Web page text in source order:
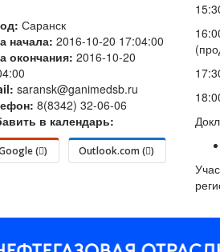
Саранск
начала: 2016-10-20 17:04:00
окончания: 2016-10-20
saransk@ganimedsb.ru
8(8342) 32-06-06
в календарь:
( ) Outlook.com ( )